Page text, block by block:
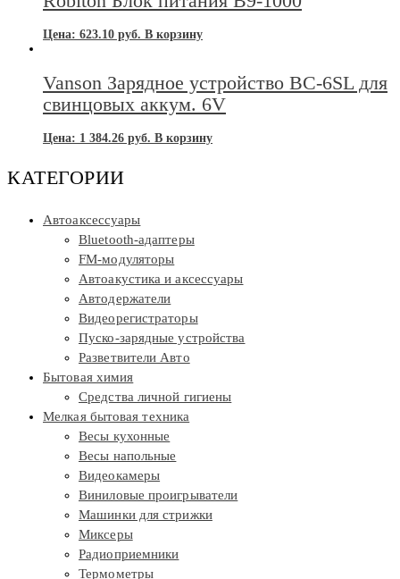
Цена: 623.10 руб. В корзину
Vanson Зарядное устройство BC-6SL для
свинцовых аккум. 6V
Цена: 1 384.26 руб. В корзину
КАТЕГОРИИ
Автоаксессуары
Bluetooth-адаптеры
FM-модуляторы
Автоакустика и аксессуары
Автодержатели
Видеорегистраторы
Пуско-зарядные устройства
Разветвители Авто
Бытовая химия
Средства личной гигиены
Мелкая бытовая техника
Весы кухонные
Весы напольные
Видеокамеры
Виниловые проигрыватели
Машинки для стрижки
Миксеры
Радиоприемники
Термометры